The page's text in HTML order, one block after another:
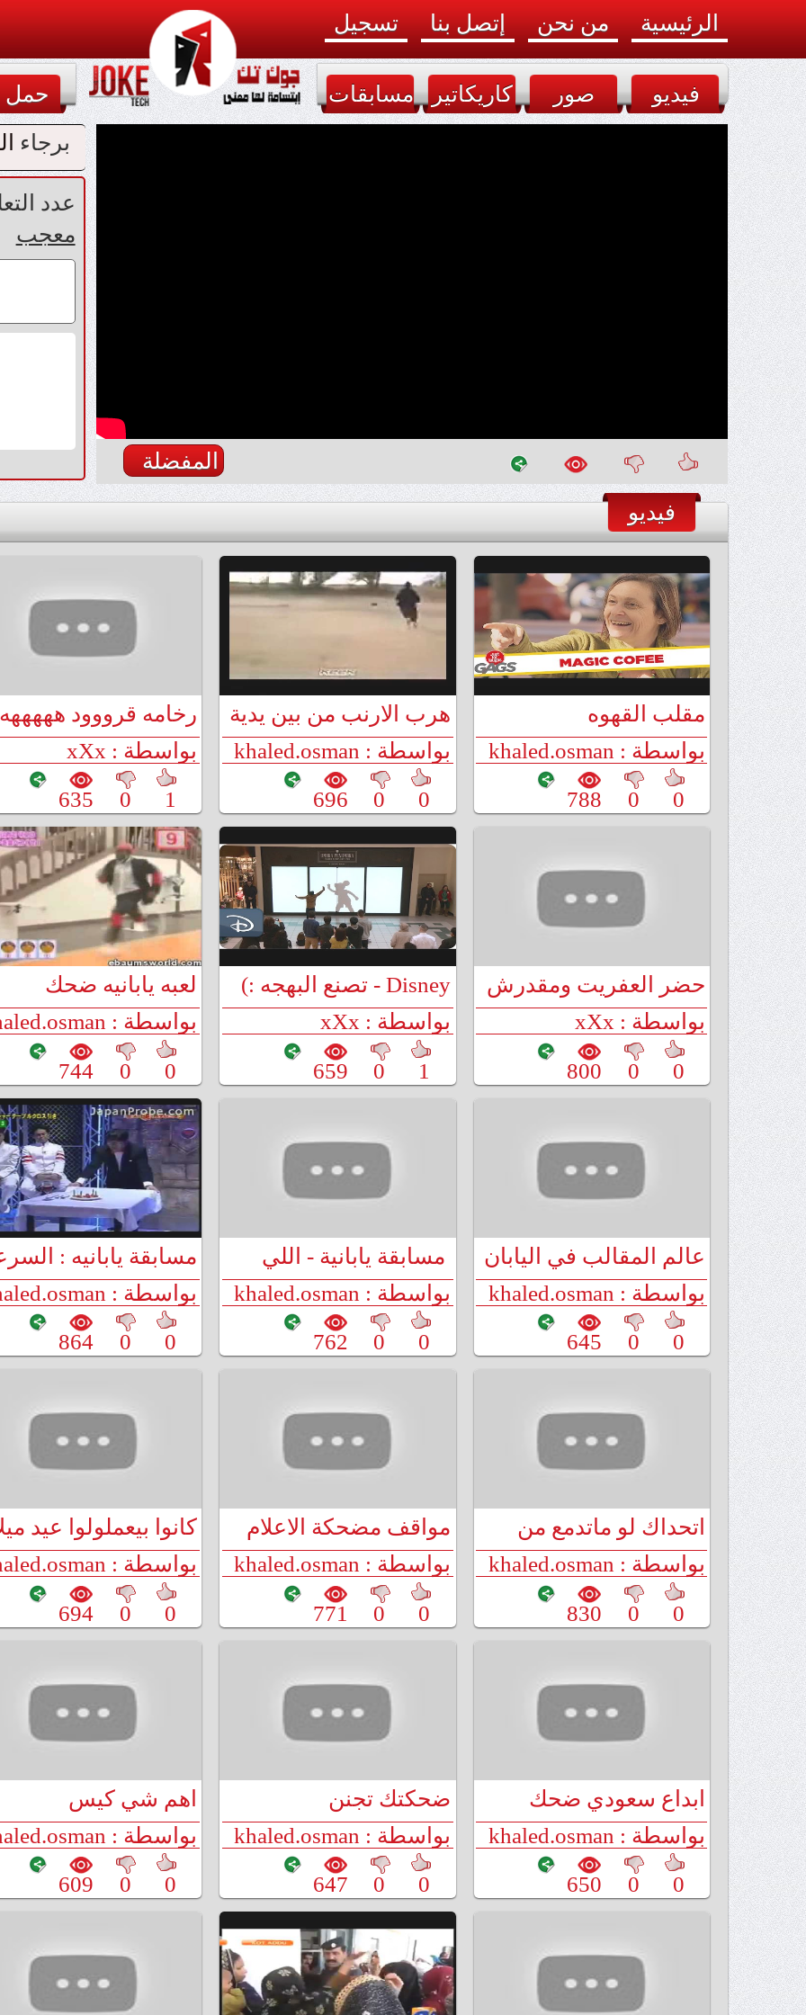
الرئيسية من نحن إتصل بنا تسجيل
فيديو صور كاريكاتير مسابقات
حمل
جوك
المفضلة
برجاء
عدد
معجب
فيديو
مقلب القهوه
بواسطة : khaled.osman
0
0
788
هرب الارنب من بين يدية
وراح الغداء عليه
بواسطة : khaled.osman
0
0
696
رخامه قرووود هههههه
بواسطة : xXx
1
0
635
حضر العفريت ومقدرش
يصرفو
بواسطة : xXx
0
0
800
Disney - تصنع البهجه :)
بواسطة : xXx
1
0
659
لعبه يابانيه ضحك
بواسطة : khaled.osman
0
0
744
عالم المقالب في اليابان
بواسطة : khaled.osman
0
0
645
مسابقة يابانية - اللي
يضحك ينجلد
بواسطة : khaled.osman
0
0
762
مسابقة يابانيه :
(ضحك)
بواسطة : khaled.osman
0
0
864
اتحداك لو ماتدمع من
الضحك بسبب اللعبه دي
بواسطة : khaled.osman
0
0
830
مواقف مضحكة الاعلام
المصرى من الاخر
بواسطة : khaled.osman
0
0
771
كانوا بيعملولوا عيد
ولعو في نفسهم
بواسطة : khaled.osman
0
0
694
ابداع سعودي ضحك
بواسطة : khaled.osman
0
0
650
ضحكتك تجنن
بواسطة : khaled.osman
0
0
647
اهم شي كيس
البطاطس مايطيح
بواسطة : khaled.osman
0
0
609